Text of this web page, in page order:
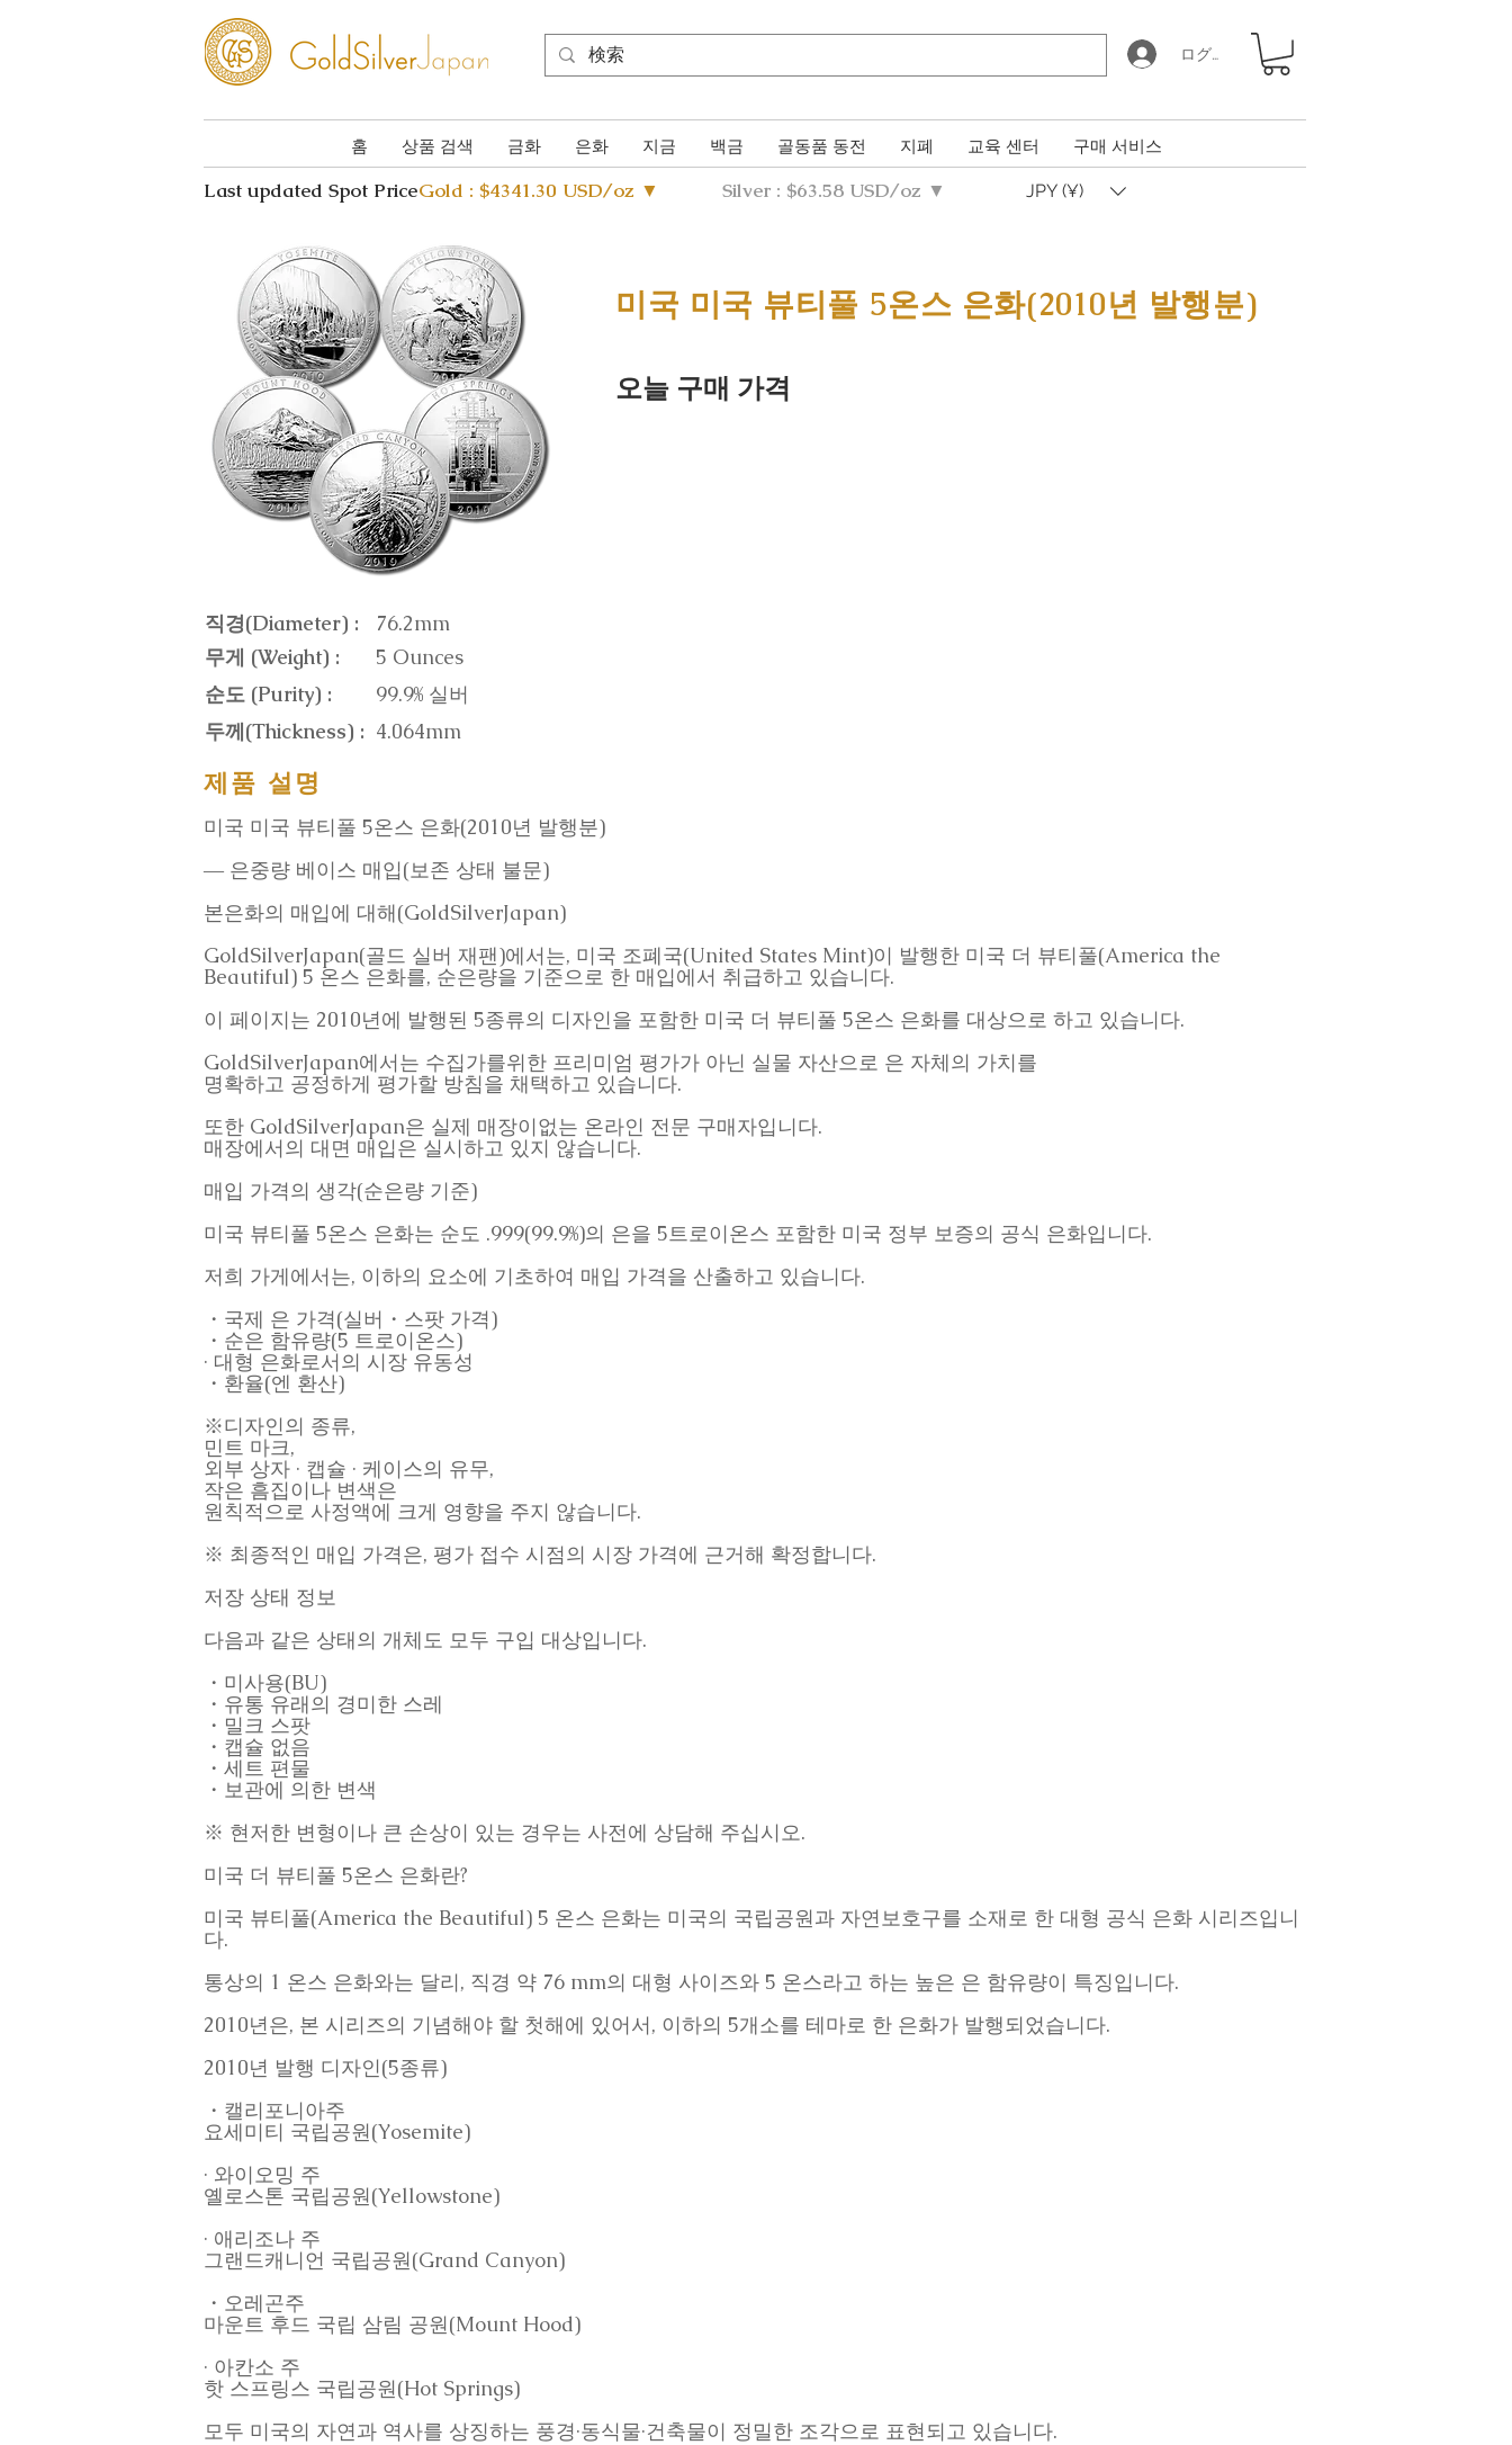
ログイン
홈 상품 검색 금화 은화 지금 백금 골동품 동전 지폐 교육 센터 구매 서비스
Last updated Spot PriceGold : $4341.30 USD/oz ▼ Silver : $63.58 USD/oz ▼ JPY (¥)
미국 미국 뷰티풀 5온스 은화(2010년 발행분)
오늘 구매 가격
직경(Diameter) :
76.2mm
무게 (Weight) :
5 Ounces
순도 (Purity) :
99.9% 실버
두께(Thickness) : 4.064mm
제품 설명
미국 미국 뷰티풀 5온스 은화(2010년 발행분)
― 은중량 베이스 매입(보존 상태 불문)
본은화의 매입에 대해(GoldSilverJapan)
GoldSilverJapan(골드 실버 재팬)에서는, 미국 조폐국(United States Mint)이 발행한 미국 더 뷰티풀(America the
Beautiful) 5 온스 은화를, 순은량을 기준으로 한 매입에서 취급하고 있습니다.
이 페이지는 2010년에 발행된 5종류의 디자인을 포함한 미국 더 뷰티풀 5온스 은화를 대상으로 하고 있습니다.
GoldSilverJapan에서는 수집가를위한 프리미엄 평가가 아닌 실물 자산으로 은 자체의 가치를
명확하고 공정하게 평가할 방침을 채택하고 있습니다.
또한 GoldSilverJapan은 실제 매장이없는 온라인 전문 구매자입니다.
매장에서의 대면 매입은 실시하고 있지 않습니다.
매입 가격의 생각(순은량 기준)
미국 뷰티풀 5온스 은화는 순도 .999(99.9%)의 은을 5트로이온스 포함한 미국 정부 보증의 공식 은화입니다.
저희 가게에서는, 이하의 요소에 기초하여 매입 가격을 산출하고 있습니다.
・국제 은 가격(실버・스팟 가격)
・순은 함유량(5 트로이온스)
· 대형 은화로서의 시장 유동성
・환율(엔 환산)
※디자인의 종류,
민트 마크,
외부 상자 · 캡슐 · 케이스의 유무,
작은 흠집이나 변색은
원칙적으로 사정액에 크게 영향을 주지 않습니다.
※ 최종적인 매입 가격은, 평가 접수 시점의 시장 가격에 근거해 확정합니다.
저장 상태 정보
다음과 같은 상태의 개체도 모두 구입 대상입니다.
・미사용(BU)
・유통 유래의 경미한 스레
・밀크 스팟
・캡슐 없음
・세트 편물
・보관에 의한 변색
※ 현저한 변형이나 큰 손상이 있는 경우는 사전에 상담해 주십시오.
미국 더 뷰티풀 5온스 은화란?
미국 뷰티풀(America the Beautiful) 5 온스 은화는 미국의 국립공원과 자연보호구를 소재로 한 대형 공식 은화 시리즈입니
다.
통상의 1 온스 은화와는 달리, 직경 약 76 mm의 대형 사이즈와 5 온스라고 하는 높은 은 함유량이 특징입니다.
2010년은, 본 시리즈의 기념해야 할 첫해에 있어서, 이하의 5개소를 테마로 한 은화가 발행되었습니다.
2010년 발행 디자인(5종류)
・캘리포니아주
요세미티 국립공원(Yosemite)
· 와이오밍 주
옐로스톤 국립공원(Yellowstone)
· 애리조나 주
그랜드캐니언 국립공원(Grand Canyon)
・오레곤주
마운트 후드 국립 삼림 공원(Mount Hood)
· 아칸소 주
핫 스프링스 국립공원(Hot Springs)
모두 미국의 자연과 역사를 상징하는 풍경·동식물·건축물이 정밀한 조각으로 표현되고 있습니다.